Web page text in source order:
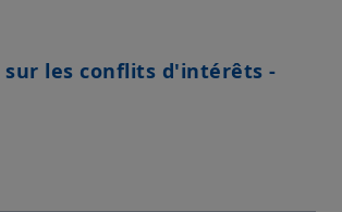
sur les conflits d'intérêts -